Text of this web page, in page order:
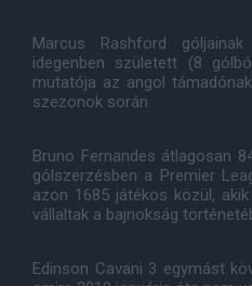
Marcus Rashford
idegenben született (8
mutatója az angol
szezonok során.
Bruno Fernandes átlagosan
gólszerzésben a Premier
azon 1685 játékos közül,
vállaltak a bajnokság
Edinson Cavani 3 egymást